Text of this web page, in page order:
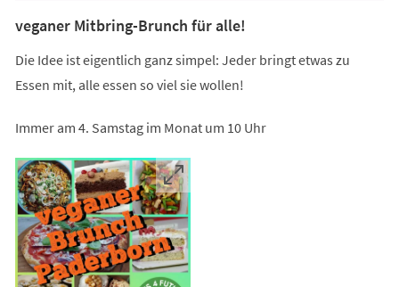
veganer Mitbring-Brunch für alle!
Die Idee ist eigentlich ganz simpel: Jeder bringt etwas zu
Essen mit, alle essen so viel sie wollen!
Immer am 4. Samstag im Monat um 10 Uhr